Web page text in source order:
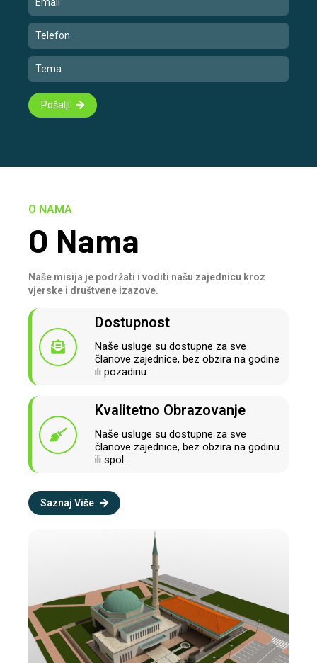
Pošalji
O NAMA
O Nama
Naše misija je podržati i voditi našu zajednicu kroz
vjerske i društvene izazove.
Dostupnost
Naše usluge su dostupne za sve
članove zajednice, bez obzira na godine
ili pozadinu.
Kvalitetno Obrazovanje
Naše usluge su dostupne za sve
članove zajednice, bez obzira na godinu
ili spol.
Saznaj Više